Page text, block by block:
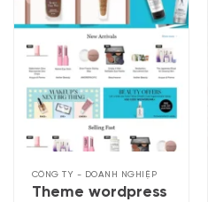
CÔNG TY - DOANH NGHIỆP
Theme wordpress